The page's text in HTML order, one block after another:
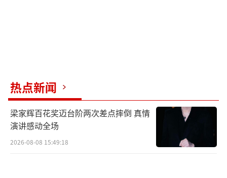
国张家界参观。这次海外巡演不仅仅是一次艺
术实力的展示，更是将中国的独特魅力传递给
世界，其背后所承载的文化输出意义，引起了
国内外广泛热议。
热点新闻
梁家辉百花奖迈台阶两次差点摔倒 真情
演讲感动全场
2026-08-08 15:49:18